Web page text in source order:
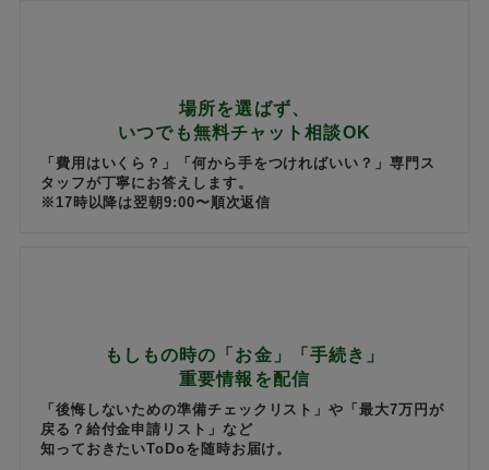
場所を選ばず、
いつでも無料チャット相談OK
「費用はいくら？」「何から手をつければいい？」専門ス
タッフが丁寧にお答えします。
※17時以降は翌朝9:00〜順次返信
もしもの時の「お金」「手続き」
重要情報を配信
「後悔しないための準備チェックリスト」や「最大7万円が
戻る？給付金申請リスト」など
知っておきたいToDoを随時お届け。